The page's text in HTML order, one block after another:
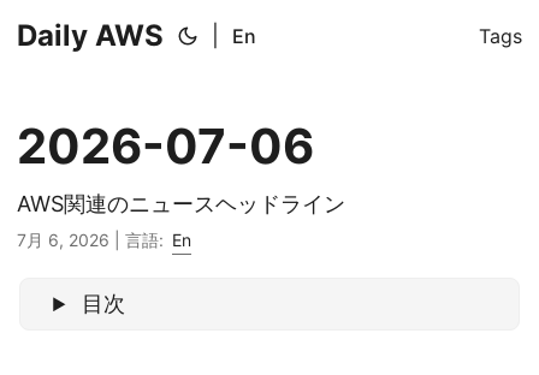
Daily AWS En Tags
2026-07-06
AWS関連のニュースヘッドライン
7月 6, 2026 言語: En
目次